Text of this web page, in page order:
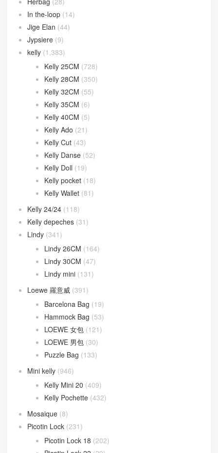
In the-loop (14)
Jige Elan (44)
Jypsiere (9)
kelly (1,383)
Kelly 25CM (728)
Kelly 28CM (350)
Kelly 32CM (55)
Kelly 35CM (6)
Kelly 40CM (5)
Kelly Ado (21)
Kelly Cut (43)
Kelly Danse (52)
Kelly Doll (19)
Kelly pocket (18)
Kelly Wallet (81)
Kelly 24/24 (118)
Kelly depeches (31)
Lindy (341)
Lindy 26CM (164)
Lindy 30CM (47)
Lindy mini (131)
Loewe 羅意威 (391)
Barcelona Bag (19)
Hammock Bag (53)
LOEWE 女包 (121)
LOEWE 男包 (30)
Puzzle Bag (133)
Mini kelly (946)
Kelly Mini 20 (409)
Kelly Pochette (432)
Mosaique (8)
Picotin Lock (231)
Picotin Lock 18 (202)